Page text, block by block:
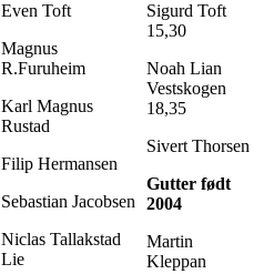
Even Toft
Magnus
R.Furuheim
Karl Magnus
Rustad
Filip Hermansen
Sebastian Jacobsen
Niclas Tallakstad
Lie
Sigurd Toft
15,30
Noah Lian
Vestskogen
18,35
Sivert Thorsen
Gutter født
2004
Martin
Kleppan